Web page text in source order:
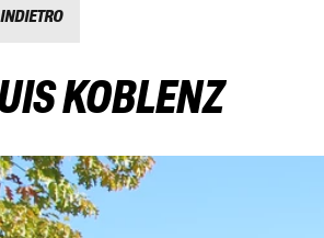
INDIETRO
KOBLENZ